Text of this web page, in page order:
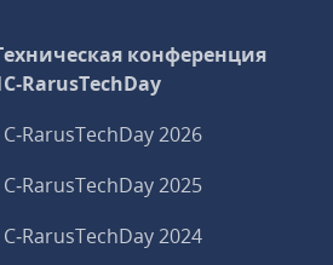
конференция
2026
2025
2024